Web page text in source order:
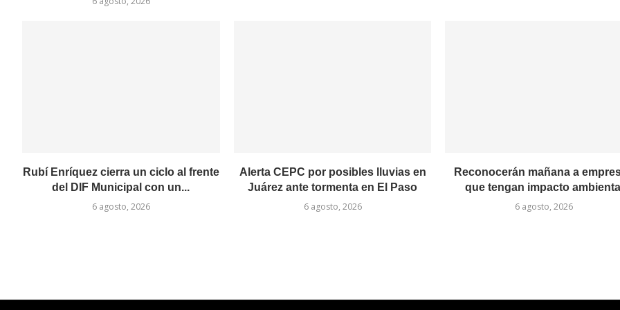
Rubí Enríquez cierra un ciclo al frente
del DIF Municipal con un...
6 agosto, 2026
Alerta CEPC por posibles lluvias en
Juárez ante tormenta en El Paso
6 agosto, 2026
Reconocerán mañana a
que tengan impacto ambiental
6 agosto, 2026